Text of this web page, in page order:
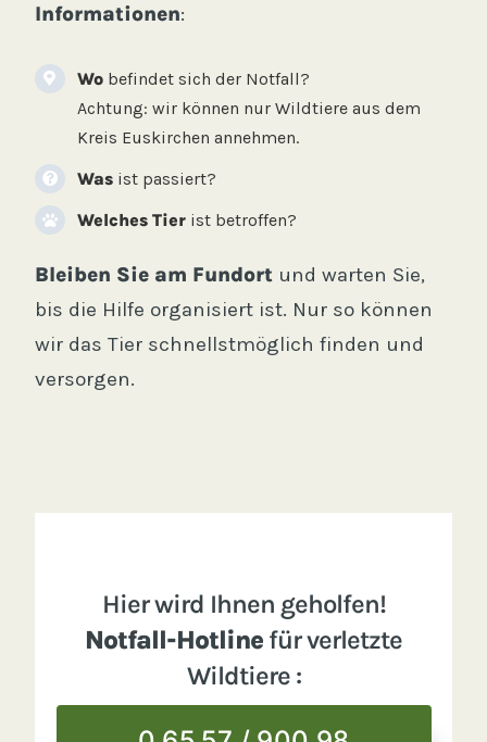
Informationen:
Wobefindet sich der Notfall?
Achtung: wir können nur Wildtiere aus dem
Kreis Euskirchen annehmen.
Wasist passiert?
Welches Tierist betroffen?
Bleiben Sie am Fundort und warten Sie,
bis die Hilfe organisiert ist. Nur so können
wir das Tier schnellstmöglich finden und
versorgen.
Hier wird Ihnen geholfen!
Notfall-Hotline für verletzte
Wildtiere :